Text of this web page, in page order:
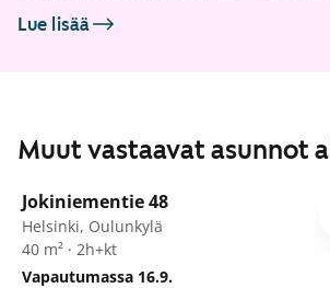
Lue lisää
Muut vastaavat asunnot
Jokiniementie 48
Helsinki, Oulunkylä
40 m² · 2h+kt
Vapautumassa 16.9.